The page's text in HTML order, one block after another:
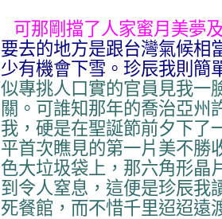
可那剛擋了人家蜜月美夢
要去的地方是跟台灣氣候相
少有機會下雪。珍辰我則簡
似專挑人口實的官員見我一
關。可誰知那年的喬治亞州
我，硬是在聖誕節前夕下了
平首次瞧見的第一片美不勝
色大垃圾袋上，那六角形晶
到令人窒息，這便是珍辰我
死餐館，而不惜千里迢迢遠